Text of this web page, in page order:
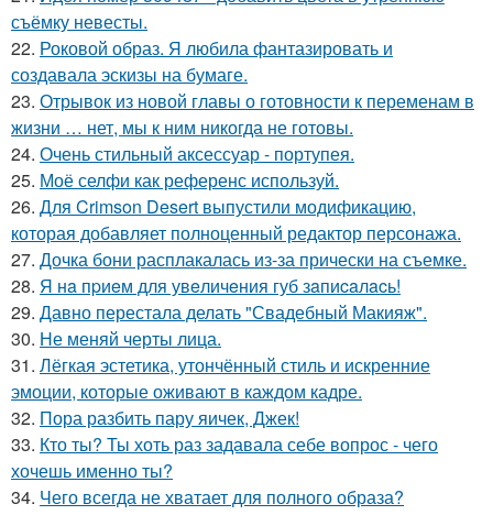
съёмку невесты.
22. Роковой образ. Я любила фантазировать и
создавала эскизы на бумаге.
23. Отрывок из новой главы о готовности к переменам в
жизни … нет, мы к ним никогда не готовы.
24. Очень стильный аксессуар - портупея.
25. Моё селфи как референс используй.
26. Для Crimson Desert выпустили модификацию,
которая добавляет полноценный редактор персонажа.
27. Дочка бони расплакалась из-за прически на съемке.
28. Я нa пpиeм для увeличeния губ зaпиcaлacь!
29. Давно перестала делать "Свадебный Макияж".
30. Не меняй черты лица.
31. Лёгкая эстетика, утончённый стиль и искренние
эмоции, которые оживают в каждом кадре.
32. Пора разбить пару яичек, Джек!
33. Кто ты? Ты хоть раз задавала себе вопрос - чего
хочешь именно ты?
34. Чего всегда не хватает для полного образа?